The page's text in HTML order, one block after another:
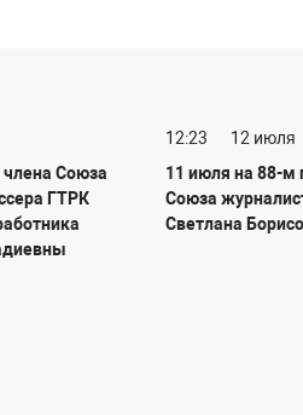
члена Союза
ГТРК
12:23
12 июля
11 июля на 88-м
Союза
Светлана